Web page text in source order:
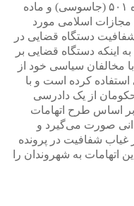
عمده زندانیان امنیتی در ایران ذیل ماده ۵۰۱ (جاسوسی) و ماده
مجازات اسلامی مورد
شفافیت دستگاه قضایی در
اینکه دستگاه قضایی بر
مخالفان سیاسی خود از
استفاده کرده است و با
از یک دادرسی
بر اساس طرح اتهامات
صورت می‌گیرد و
غیاب شفافیت در پرونده
اتهامات به شهروندان را